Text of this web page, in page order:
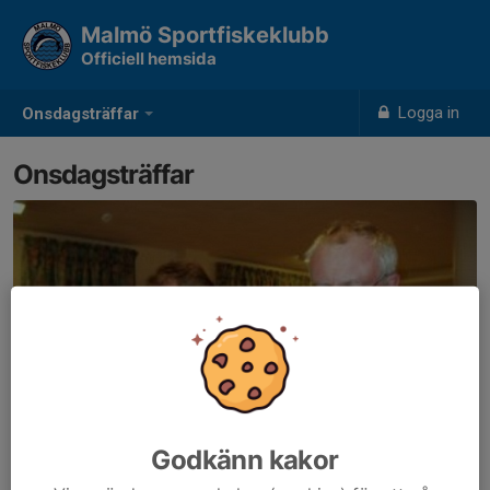
Onsdagsträffar Logga in
Malmö Sportfiskeklubb
Officiell hemsida
Onsdagsträffar
Godkänn kakor